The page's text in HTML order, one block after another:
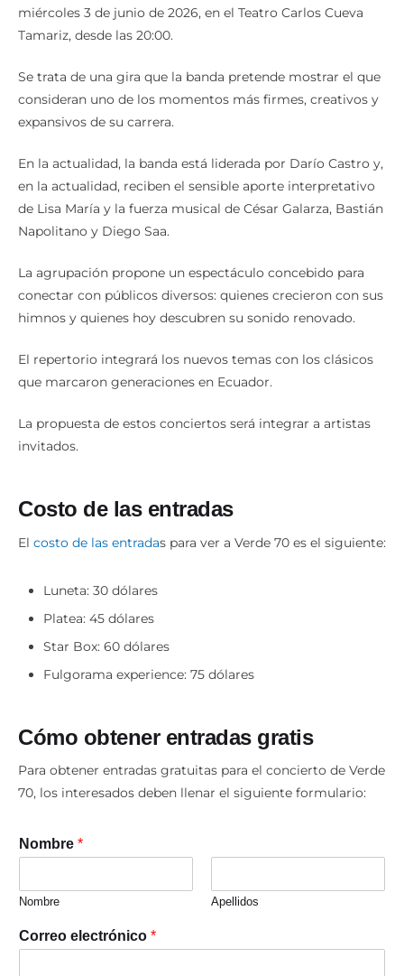
miércoles 3 de junio de 2026, en el Teatro Carlos Cueva
Tamariz, desde las 20:00.
Se trata de una gira que la banda pretende mostrar el que
consideran uno de los momentos más firmes, creativos y
expansivos de su carrera.
En la actualidad, la banda está liderada por Darío Castro y,
en la actualidad, reciben el sensible aporte interpretativo
de Lisa María y la fuerza musical de César Galarza, Bastián
Napolitano y Diego Saa.
La agrupación propone un espectáculo concebido para
conectar con públicos diversos: quienes crecieron con sus
himnos y quienes hoy descubren su sonido renovado.
El repertorio integrará los nuevos temas con los clásicos
que marcaron generaciones en Ecuador.
La propuesta de estos conciertos será integrar a artistas
invitados.
Costo de las entradas
El costo de las entradas para ver a Verde 70 es el siguiente:
Luneta: 30 dólares
Platea: 45 dólares
Star Box: 60 dólares
Fulgorama experience: 75 dólares
Cómo obtener entradas gratis
Para obtener entradas gratuitas para el concierto de Verde
70, los interesados deben llenar el siguiente formulario:
Nombre *
Nombre Apellidos
Correo electrónico *